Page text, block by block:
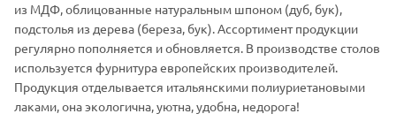
из МДФ, облицованные натуральным шпоном (дуб, бук),
подстолья из дерева (береза, бук). Ассортимент продукции
регулярно пополняется и обновляется. В производстве столов
используется фурнитура европейских производителей.
Продукция отделывается итальянскими полиуриетановыми
лаками, она экологична, уютна, удобна, недорога!